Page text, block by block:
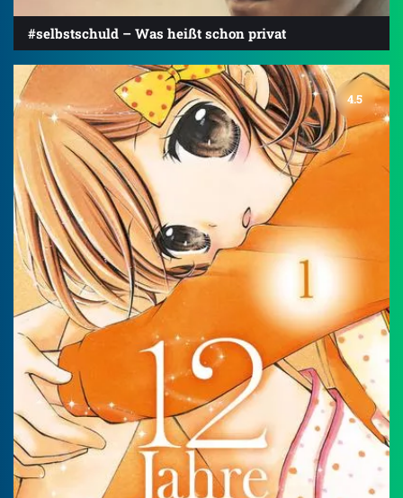
#selbstschuld – Was heißt schon privat
4.5